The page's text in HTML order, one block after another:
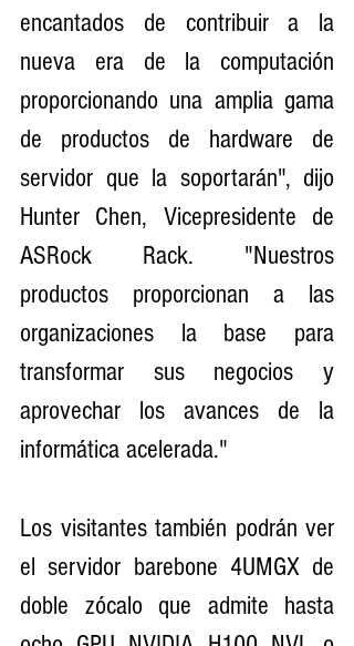
encantados de contribuir a la
nueva era de la computación
proporcionando una amplia gama
de productos de hardware de
servidor que la soportarán", dijo
Hunter Chen, Vicepresidente de
ASRock Rack. "Nuestros
productos proporcionan a las
organizaciones la base para
transformar sus negocios y
aprovechar los avances de la
informática acelerada."
Los visitantes también podrán ver
el servidor barebone 4UMGX de
doble zócalo que admite hasta